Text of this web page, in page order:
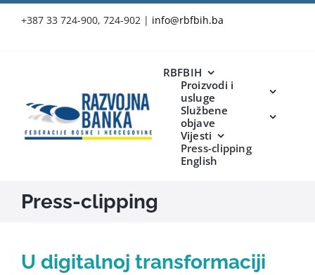
+387 33 724-900, 724-902 | info@rbfbih.ba
RBFBIH
Proizvodi i
usluge
Službene
objave
Vijesti
Press-clipping
English
Press-clipping
U digitalnoj transformaciji